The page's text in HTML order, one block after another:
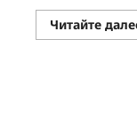
Читайте